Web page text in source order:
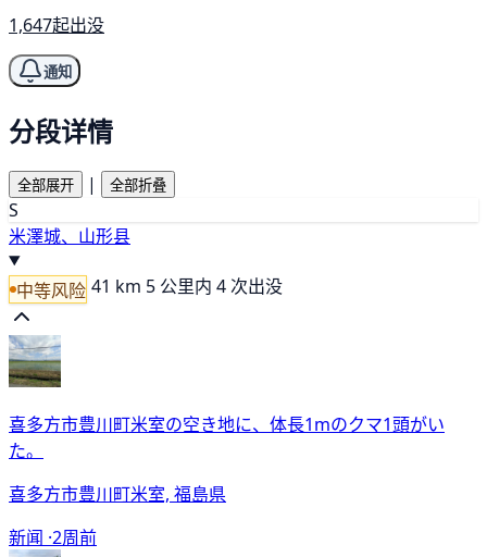
1,647起出没
通知
分段详情
全部展开 | 全部折叠
S
米澤城、山形县
中等风险 41 km 5 公里内 4 次出没
喜多方市豊川町米室の空き地に、体長1mのクマ1頭がい
た。
喜多方市豊川町米室, 福島県
新闻 ·2周前